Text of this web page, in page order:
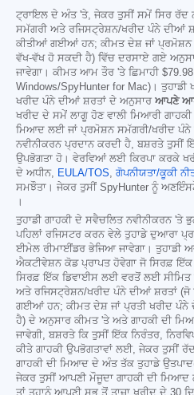
ਟ੍ਰਾਇਲ ਦੇ ਅੰਤ 'ਤੇ, ਜੇਕਰ ਤੁਸੀਂ ਸਮੇਂ ਸਿਰ ਰੱਦ
ਸਮੱਗਰੀ ਅਤੇ ਰਜਿਸਟ੍ਰੇਸ਼ਨ/ਖਰੀਦ ਪੰਨੇ ਦੀਆਂ
ਕੀਤੀਆਂ ਗਈਆਂ ਹਨ; ਕੀਮਤ ਦੇਸ਼ ਜਾਂ ਪ੍ਰਮੋਸ਼ਨ
ਵੱਖ-ਵੱਖ ਹੋ ਸਕਦੀ ਹੈ) ਵਿੱਚ ਦਰਸਾਏ ਗਏ
ਜਾਵੇਗਾ। ਕੀਮਤ ਆਮ ਤੌਰ 'ਤੇ ਛਿਮਾਹੀ $79.98
Windows/SpyHunter for Mac)।
ਖਰੀਦ ਪੰਨੇ ਦੀਆਂ ਸ਼ਰਤਾਂ ਦੇ ਅਨੁਸਾਰ ਆਪਣੇ
ਖਰੀਦ ਦੇ ਸਮੇਂ ਲਾਗੂ ਹੋਣ ਵਾਲੀ ਮਿਆਰੀ
ਮਿਆਦ ਲਈ ਜਾਂ ਪ੍ਰਮੋਸ਼ਨ ਸਮੱਗਰੀ/ਖਰੀਦ ਪੰਨੇ
ਨਵੀਨੀਕਰਨ ਪ੍ਰਦਾਨ ਕਰਦੀ ਹੈ, ਬਸ਼ਰਤੇ ਤੁਸੀਂ
ਉਪਭੋਗਤਾ ਹੋ। ਵੇਰਵਿਆਂ ਲਈ ਕਿਰਪਾ ਕਰਕੇ
ਦੇ ਅਧੀਨ, EULA/TOS, ਗੋਪਨੀਯਤਾ/ਕੂਕੀ
ਸਮਝੌਤਾ। ਜੇਕਰ ਤੁਸੀਂ SpyHunter ਨੂੰ
।
ਤੁਹਾਡੀ ਗਾਹਕੀ ਦੇ ਸਵੈਚਲਿਤ ਨਵੀਨੀਕਰਨ 'ਤੇ
ਪਹਿਲਾਂ ਰਜਿਸਟਰ ਕਰਨ ਵੇਲੇ ਤੁਹਾਡੇ ਦੁਆਰਾ
ਈਮੇਲ ਰੀਮਾਈਂਡਰ ਭੇਜਿਆ ਜਾਵੇਗਾ। ਤੁਹਾਡੀ
ਐਕਟੀਵੇਸ਼ਨ ਕੋਡ ਪ੍ਰਾਪਤ ਹੋਵੇਗਾ ਜੋ ਸਿਰਫ਼
ਸਿਰਫ਼ ਇੱਕ ਡਿਵਾਈਸ ਲਈ ਵਰਤੋਂ ਲਈ ਸੀਮਿਤ
ਅਤੇ ਰਜਿਸਟ੍ਰੇਸ਼ਨ/ਖਰੀਦ ਪੰਨੇ ਦੀਆਂ ਸ਼ਰਤਾਂ
ਗਈਆਂ ਹਨ; ਕੀਮਤ ਦੇਸ਼ ਜਾਂ ਪ੍ਰਤੀ ਖਰੀਦ
ਹੈ) ਦੇ ਅਨੁਸਾਰ ਕੀਮਤ 'ਤੇ ਅਤੇ ਗਾਹਕੀ ਦੀ
ਜਾਵੇਗੀ, ਬਸ਼ਰਤੇ ਕਿ ਤੁਸੀਂ ਇੱਕ ਨਿਰੰਤਰ,
ਕੀਤੇ ਗਾਹਕੀ ਉਪਭੋਗਤਾਵਾਂ ਲਈ, ਜੇਕਰ ਤੁਸੀਂ
ਗਾਹਕੀ ਦੀ ਮਿਆਦ ਦੇ ਅੰਤ ਤੱਕ ਤੁਹਾਡੇ
ਜੇਕਰ ਤੁਸੀਂ ਆਪਣੀ ਮੌਜੂਦਾ ਗਾਹਕੀ ਦੀ ਮਿਆਦ
ਤਾਂ ਤੁਹਾਨੂੰ ਆਪਣੀ ਸਭ ਤੋਂ ਤਾਜ਼ਾ ਖਰੀਦ ਦੇ 30